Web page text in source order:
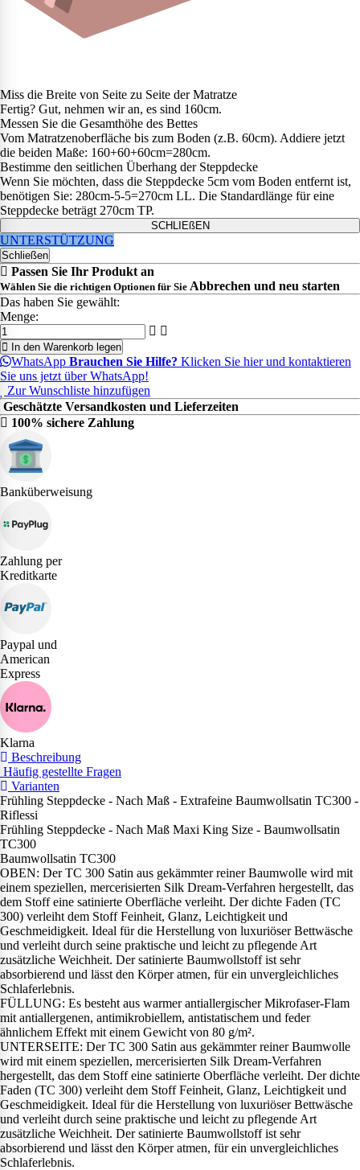
Miss die Breite von Seite zu Seite der Matratze
Fertig? Gut, nehmen wir an, es sind 160cm.
Messen Sie die Gesamthöhe des Bettes
Vom Matratzenoberfläche bis zum Boden (z.B. 60cm). Addiere jetzt
die beiden Maße: 160+60+60cm=280cm.
Bestimme den seitlichen Überhang der Steppdecke
Wenn Sie möchten, dass die Steppdecke 5cm vom Boden entfernt ist,
benötigen Sie: 280cm-5-5=270cm LL. Die Standardlänge für eine
Steppdecke beträgt 270cm TP.
SCHLIEßEN
UNTERSTÜTZUNG
Schließen
Passen Sie Ihr Produkt an
Wählen Sie die richtigen Optionen für Sie Abbrechen und neu starten
Das haben Sie gewählt:
Menge:
In den Warenkorb legen
WhatsApp Brauchen Sie Hilfe? Klicken Sie hier und kontaktieren
Sie uns jetzt über WhatsApp!
Zur Wunschliste hinzufügen
Geschätzte Versandkosten und Lieferzeiten
100% sichere Zahlung
Banküberweisung
Zahlung per
Kreditkarte
Paypal und
American
Express
Klarna
Beschreibung
Häufig gestellte Fragen
Varianten
Frühling Steppdecke - Nach Maß - Extrafeine Baumwollsatin TC300 -
Riflessi
Frühling Steppdecke - Nach Maß Maxi King Size - Baumwollsatin
TC300
Baumwollsatin TC300
OBEN: Der TC 300 Satin aus gekämmter reiner Baumwolle wird mit
einem speziellen, mercerisierten Silk Dream-Verfahren hergestellt, das
dem Stoff eine satinierte Oberfläche verleiht. Der dichte Faden (TC
300) verleiht dem Stoff Feinheit, Glanz, Leichtigkeit und
Geschmeidigkeit. Ideal für die Herstellung von luxuriöser Bettwäsche
und verleiht durch seine praktische und leicht zu pflegende Art
zusätzliche Weichheit. Der satinierte Baumwollstoff ist sehr
absorbierend und lässt den Körper atmen, für ein unvergleichliches
Schlaferlebnis.
FÜLLUNG: Es besteht aus warmer antiallergischer Mikrofaser-Flam
mit antiallergenen, antimikrobiellem, antistatischem und feder
ähnlichem Effekt mit einem Gewicht von 80 g/m².
UNTERSEITE: Der TC 300 Satin aus gekämmter reiner Baumwolle
wird mit einem speziellen, mercerisierten Silk Dream-Verfahren
hergestellt, das dem Stoff eine satinierte Oberfläche verleiht. Der dichte
Faden (TC 300) verleiht dem Stoff Feinheit, Glanz, Leichtigkeit und
Geschmeidigkeit. Ideal für die Herstellung von luxuriöser Bettwäsche
und verleiht durch seine praktische und leicht zu pflegende Art
zusätzliche Weichheit. Der satinierte Baumwollstoff ist sehr
absorbierend und lässt den Körper atmen, für ein unvergleichliches
Schlaferlebnis.